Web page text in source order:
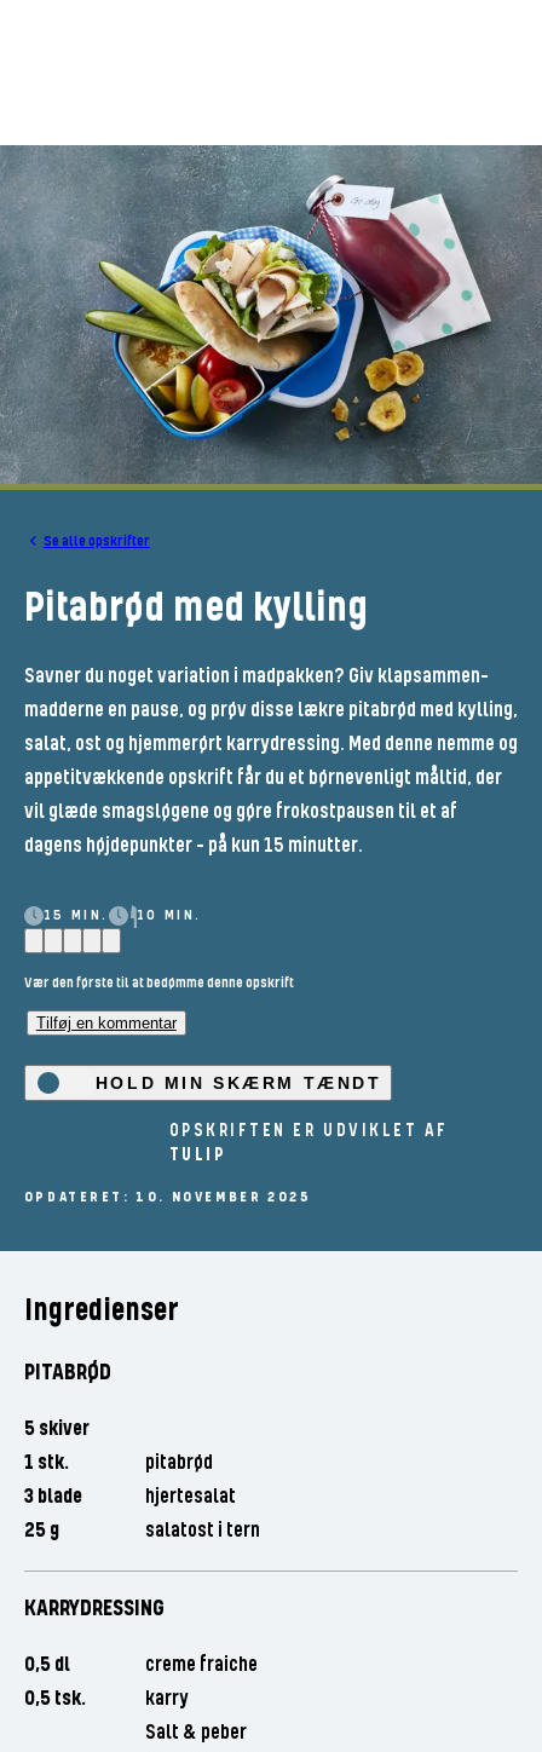
Se alle opskrifter
Pitabrød med kylling
Savner du noget variation i madpakken? Giv klapsammen-
madderne en pause, og prøv disse lækre pitabrød med kylling,
salat, ost og hjemmerørt karrydressing. Med denne nemme og
appetitvækkende opskrift får du et børnevenligt måltid, der
vil glæde smagsløgene og gøre frokostpausen til et af
dagens højdepunkter – på kun 15 minutter.
15 MIN. 10 MIN.
Vær den første til at bedømme denne opskrift
Tilføj en kommentar
HOLD MIN SKÆRM TÆNDT
OPSKRIFTEN ER UDVIKLET AF
TULIP
OPDATERET: 10. NOVEMBER 2025
Ingredienser
PITABRØD
5 skiver
1 stk.
pitabrød
3 blade
hjertesalat
25 g
salatost i tern
KARRYDRESSING
0,5 dl
creme fraiche
0,5 tsk.
karry
Salt & peber